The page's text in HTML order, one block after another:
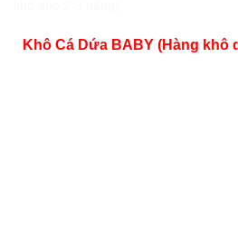
Khô Cá Dứa BABY (Hàng khô